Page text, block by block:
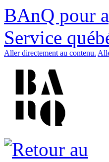
BAnQ pour
Service
Aller directement au contenu.